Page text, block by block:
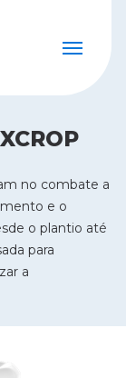
no combate a
e o
o plantio até
para
a